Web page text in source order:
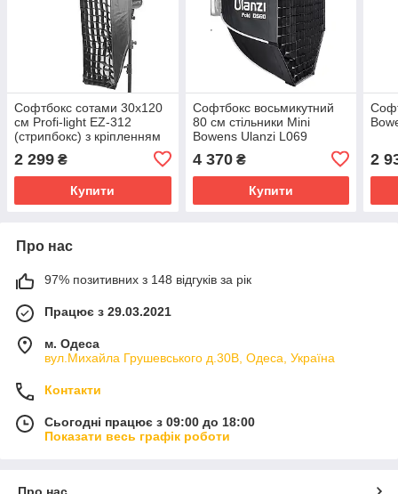
Софтбокс сотами 30x120
см Profi-light EZ-312
(стрипбокс) з кріпленням
2 299 ₴
Купити
Софтбокс восьмикутний
80 см стільники Mini
Bowens Ulanzi L069
4 370₴
Купити
2
Про нас
97% позитивних з 148 відгуків за рік
Працює з 29.03.2021
м. Одеса
вул.Михайла Грушевського д.30В, Одеса, Україна
Контакти
Сьогодні працює з 09:00 до 18:00
Показати весь графік роботи